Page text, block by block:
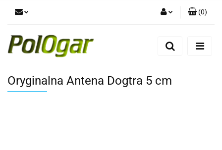
(0)
Oryginalna Antena Dogtra 5 cm